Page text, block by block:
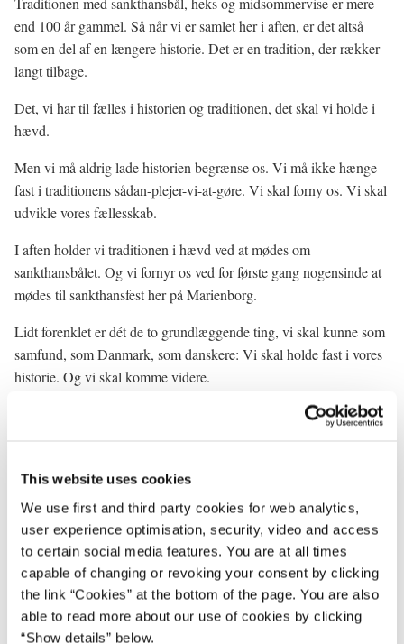
This website uses cookies
We use first and third party cookies for web analytics,
user experience optimisation, security, video and access
to certain social media features. You are at all times
capable of changing or revoking your consent by clicking
the link “Cookies” at the bottom of the page. You are also
able to read more about our use of cookies by clicking
“Show details” below.
end 100 år gammel. Så når vi er samlet her i aften, er det altså
som en del af en længere historie. Det er en tradition, der rækker
langt tilbage.
Det, vi har til fælles i historien og traditionen, det skal vi holde i
hævd.
Men vi må aldrig lade historien begrænse os. Vi må ikke hænge
fast i traditionens sådan-plejer-vi-at-gøre. Vi skal forny os. Vi skal
udvikle vores fællesskab.
I aften holder vi traditionen i hævd ved at mødes om
sankthansbålet. Og vi fornyr os ved for første gang nogensinde at
mødes til sankthansfest her på Marienborg.
Lidt forenklet er dét de to grundlæggende ting, vi skal kunne som
samfund, som Danmark, som danskere: Vi skal holde fast i vores
historie. Og vi skal komme videre.
Vi skal suge kraft af rødderne, så vi kan vokse og gro, folde os ud
Det er det, vi danskere har gjort gennem hele historien.
Danmark i dag har kvaliteter, som vore forfædre knap turde
drømme om.
Vi har goder og frihed, som kun var et fjernt håb for vores
forfædre.
Velstand i stedet for sult og nød.
Skoler i stedet for børnearbejde.